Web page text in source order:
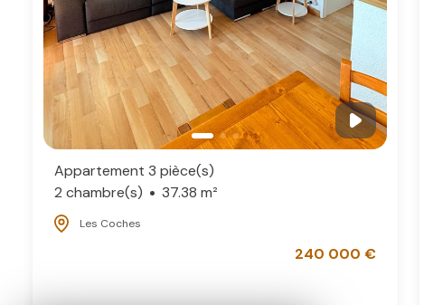
Appartement 3 pièce(s)
2 chambre(s)
37.38 m²
Les Coches
240 000 €